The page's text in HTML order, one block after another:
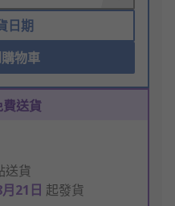
日期
物車
送貨
送貨
21日 起發貨